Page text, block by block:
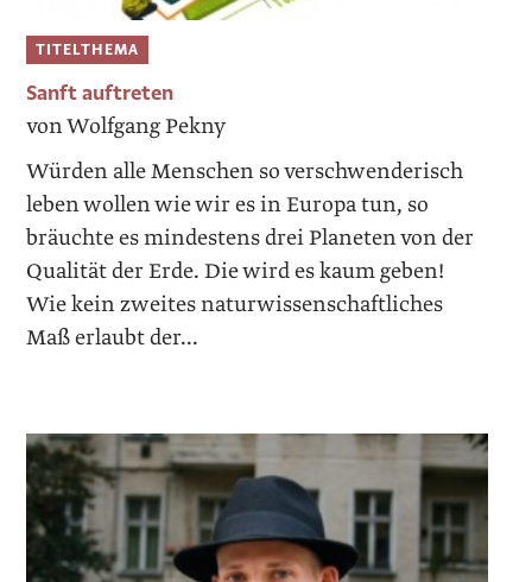
TITELTHEMA
Sanft auftreten
von Wolfgang Pekny
Würden alle Menschen so verschwenderisch
leben wollen wie wir es in Europa tun, so
bräuchte es mindestens drei Planeten von der
Qualität der Erde. Die wird es kaum geben!
Wie kein zweites naturwissenschaftliches
Maß erlaubt der...